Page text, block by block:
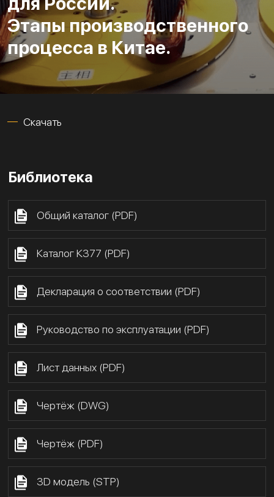
Этапы производственного
процесса в Китае.
Скачать
Библиотека
Общий каталог (PDF)
Каталог К377 (PDF)
Декларация о соответствии (PDF)
Руководство по эксплуатации (PDF)
Лист данных (PDF)
Чертёж (DWG)
Чертёж (PDF)
3D модель (STP)